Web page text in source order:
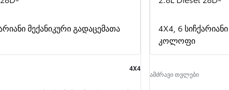
მექანიკური გადაცემათა
4X4
4X4, 6
კოლოფი
ამძრავი თვლები